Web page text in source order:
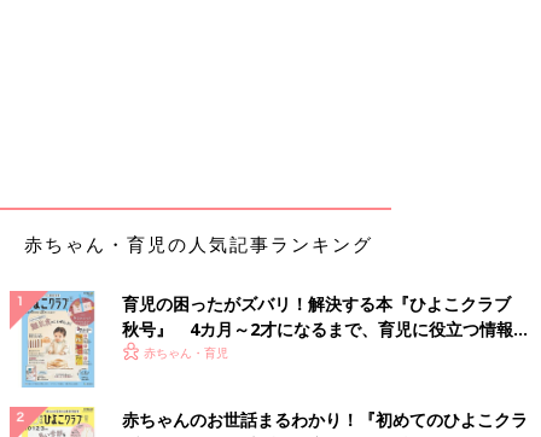
赤ちゃん・育児の人気記事ランキング
育児の困ったがズバリ！解決する本『ひよこクラブ
秋号』 4カ月～2才になるまで、育児に役立つ情報が
いっぱい！
赤ちゃん・育児
赤ちゃんのお世話まるわかり！『初めてのひよこクラ